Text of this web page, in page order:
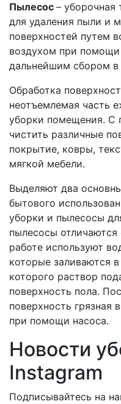
Пылесос – уборочная
для удаления пыли и
поверхностей путем
воздухом при помощи
дальнейшим сбором в
Обработка
неотъемлемая часть
уборки помещения.
чистить различные
покрытие, ковры,
мягкой мебели.
Выделяют два
бытового
уборки и пылесосы
пылесосы
работе используют
которые заливаются
которого раствор
поверхность пола.
поверхность грязная
при помощи насоса.
Новости
Instagram
Подписывайтесь на